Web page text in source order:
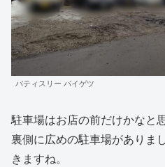
パティスリー バイゲツ
駐車場はお店の前だけかなと
裏側に広めの駐車場がありま
きますね。